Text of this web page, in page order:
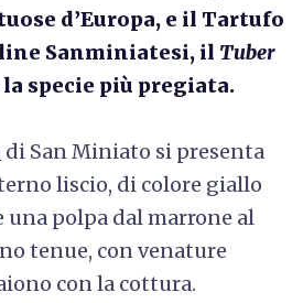
d’Europa, e il Tartufo
Sanminiatesi, il Tuber
la specie più pregiata.
di San Miniato si presenta
liscio, di colore giallo
una polpa dal marrone al
tenue, con venature
con la cottura.